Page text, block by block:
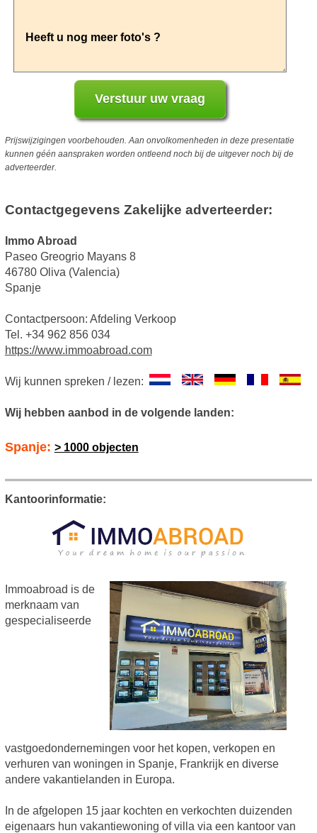
Prijswijzigingen voorbehouden. Aan onvolkomenheden in deze presentatie
kunnen géén aanspraken worden ontleend noch bij de uitgever noch bij de
adverteerder.
Contactgegevens Zakelijke adverteerder:
Immo Abroad
Paseo Greogrio Mayans 8
46780 Oliva (Valencia)
Spanje
Contactpersoon: Afdeling Verkoop
Tel. +34 962 856 034
https://www.immoabroad.com
Wij kunnen spreken / lezen:
Wij hebben aanbod in de volgende landen:
Spanje: > 1000 objecten
Kantoorinformatie:
Immoabroad is de
merknaam van
gespecialiseerde
vastgoedondernemingen voor het kopen, verkopen en
verhuren van woningen in Spanje, Frankrijk en diverse
andere vakantielanden in Europa.
In de afgelopen 15 jaar kochten en verkochten duizenden
eigenaars hun vakantiewoning of villa via een kantoor van